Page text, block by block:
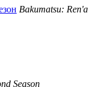
Bakumatsu:
Season